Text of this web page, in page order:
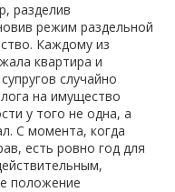
разделив
режим раздельной
Каждому из
квартира и
случайно
на имущество
у того не одна, а
С момента, когда
есть ровно год для
положение